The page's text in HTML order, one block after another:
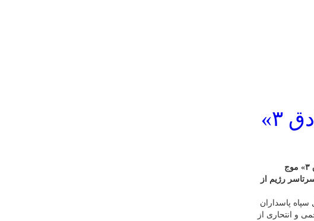
۳»
سخنگو و معاون روابط عمومی کل سپاه پاسداران گفت: موج نوزدهم عملیات «وعده صادق ۳» موج
رژیم از
پاسداران
پهپادهای تهاجمی و انتحاری از